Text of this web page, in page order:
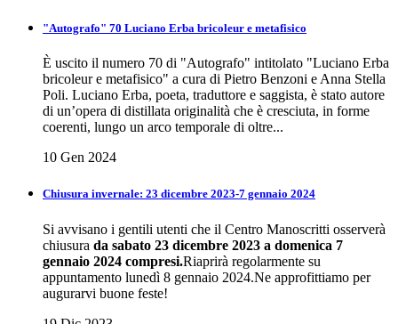
"Autografo" 70 Luciano Erba bricoleur e metafisico
È uscito il numero 70 di "Autografo" intitolato "Luciano Erba
bricoleur e metafisico" a cura di Pietro Benzoni e Anna Stella
Poli. Luciano Erba, poeta, traduttore e saggista, è stato autore
di un’opera di distillata originalità che è cresciuta, in forme
coerenti, lungo un arco temporale di oltre...
10 Gen 2024
Chiusura invernale: 23 dicembre 2023-7 gennaio 2024
Si avvisano i gentili utenti che il Centro Manoscritti osserverà
chiusura da sabato 23 dicembre 2023 a domenica 7
gennaio 2024 compresi.Riaprirà regolarmente su
appuntamento lunedì 8 gennaio 2024.Ne approfittiamo per
augurarvi buone feste!